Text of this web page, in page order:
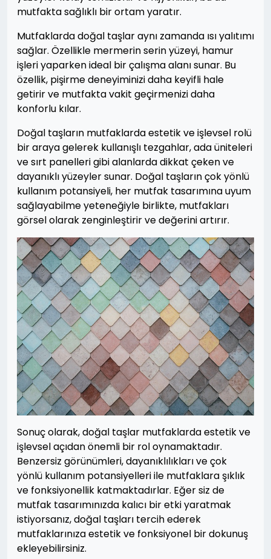
mutfakta sağlıklı bir ortam yaratır.
Mutfaklarda doğal taşlar aynı zamanda ısı yalıtımı
sağlar. Özellikle mermerin serin yüzeyi, hamur
işleri yaparken ideal bir çalışma alanı sunar. Bu
özellik, pişirme deneyiminizi daha keyifli hale
getirir ve mutfakta vakit geçirmenizi daha
konforlu kılar.
Doğal taşların mutfaklarda estetik ve işlevsel rolü
bir araya gelerek kullanışlı tezgahlar, ada üniteleri
ve sırt panelleri gibi alanlarda dikkat çeken ve
dayanıklı yüzeyler sunar. Doğal taşların çok yönlü
kullanım potansiyeli, her mutfak tasarımına uyum
sağlayabilme yeteneğiyle birlikte, mutfakları
görsel olarak zenginleştirir ve değerini artırır.
Sonuç olarak, doğal taşlar mutfaklarda estetik ve
işlevsel açıdan önemli bir rol oynamaktadır.
Benzersiz görünümleri, dayanıklılıkları ve çok
yönlü kullanım potansiyelleri ile mutfaklara şıklık
ve fonksiyonellik katmaktadırlar. Eğer siz de
mutfak tasarımınızda kalıcı bir etki yaratmak
istiyorsanız, doğal taşları tercih ederek
mutfaklarınıza estetik ve fonksiyonel bir dokunuş
ekleyebilirsiniz.